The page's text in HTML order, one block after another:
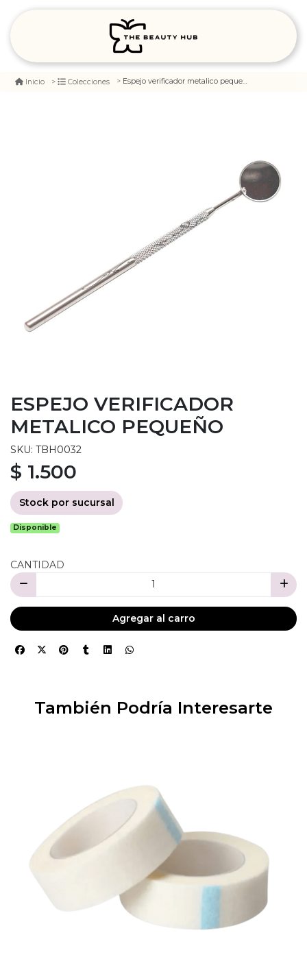
Inicio Colecciones Espejo verificador metalico pequeño
ESPEJO VERIFICADOR
METALICO PEQUEÑO
SKU: TBH0032
$ 1.500
Stock por sucursal
Disponible
CANTIDAD
Agregar al carro
También Podría Interesarte